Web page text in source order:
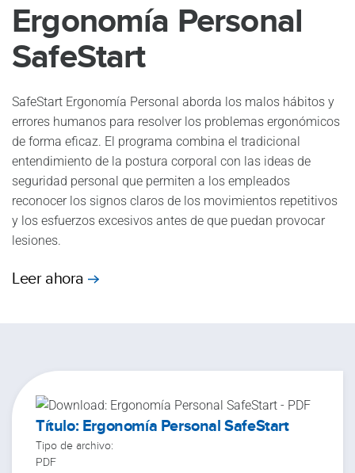
Ergonomía Personal
SafeStart
SafeStart Ergonomía Personal aborda los malos hábitos y
errores humanos para resolver los problemas ergonómicos
de forma eficaz. El programa combina el tradicional
entendimiento de la postura corporal con las ideas de
seguridad personal que permiten a los empleados
reconocer los signos claros de los movimientos repetitivos
y los esfuerzos excesivos antes de que puedan provocar
lesiones.
Leer ahora
Título: Ergonomía Personal SafeStart
Tipo de archivo:
PDF